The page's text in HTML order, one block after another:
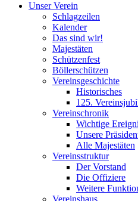
Unser Verein
Schlagzeilen
Kalender
Das sind wir!
Majestäten
Schützenfest
Böllerschützen
Vereinsgeschichte
Historisches
125.
Vereinschronik
Wichtige
Unsere
Alle Majestäten
Vereinsstruktur
Der Vorstand
Die Offiziere
Weitere
Vereinshaus